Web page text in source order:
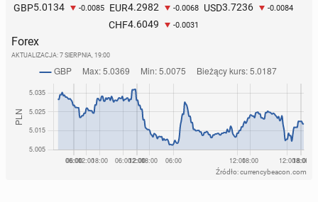
GBP5.0134 -0.0085 EUR4.2982 -0.0068 USD3.7236 -0.0084
CHF4.6049 -0.0031
Forex
AKTUALIZACJA: 7 SIERPNIA, 19:00
Źródło: currencybeacon.com